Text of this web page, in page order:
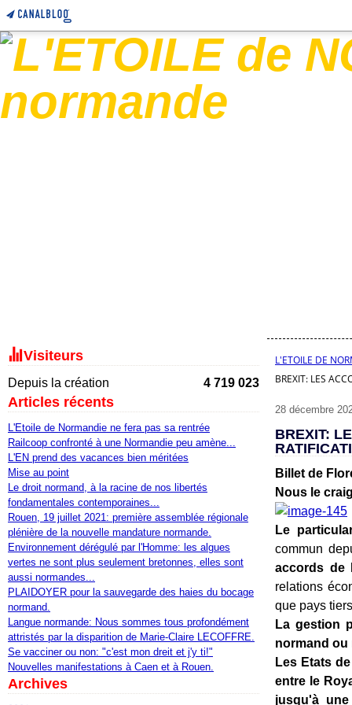
Visiteurs
Depuis la création 4 719 023
Articles récents
L'Etoile de Normandie ne fera pas sa rentrée
Railcoop confronté à une Normandie peu amène...
L'EN prend des vacances bien méritées
Mise au point
Le droit normand, à la racine de nos libertés
fondamentales contemporaines...
Rouen, 19 juillet 2021: première assemblée régionale
plénière de la nouvelle mandature normande.
Environnement dérégulé par l'Homme: les algues
vertes ne sont plus seulement bretonnes, elles sont
aussi normandes...
PLAIDOYER pour la sauvegarde des haies du bocage
normand.
Langue normande: Nous sommes tous profondément
attristés par la disparition de Marie-Claire LECOFFRE.
Se vacciner ou non: "c'est mon dreit et j'y ti!"
Nouvelles manifestations à Caen et à Rouen.
Archives
L'ETOILE DE
BREXIT: LES
28 décembre
BREXIT:
Billet de
Nous le
Le
commun
accords de
relations
que pays
La gestion
normand ou
Les Etats
entre le
jusqu'à